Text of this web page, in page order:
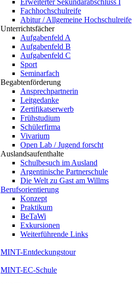
Erweiterter Sekundarabschluss I
Fachhochschulreife
Abitur / Allgemeine Hochschulreife
Unterrichtsfächer
Aufgabenfeld A
Aufgabenfeld B
Aufgabenfeld C
Sport
Seminarfach
Begabtenförderung
Ansprechpartnerin
Leitgedanke
Zertifikatserwerb
Frühstudium
Schülerfirma
Vivarium
Open Lab / Jugend forscht
Auslandsaufenthalte
Schulbesuch im Ausland
Argentinische Partnerschule
Die Welt zu Gast am Willms
Berufsorientierung
Konzept
Praktikum
BeTaWi
Exkursionen
Weiterführende Links
MINT-Entdeckungstour
MINT-EC-Schule